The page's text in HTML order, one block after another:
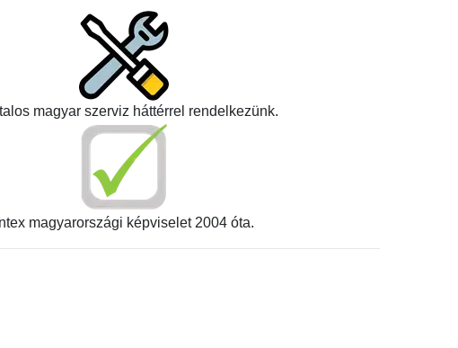
magyar szerviz háttérrel rendelkezünk.
Intex magyarországi képviselet 2004 óta.